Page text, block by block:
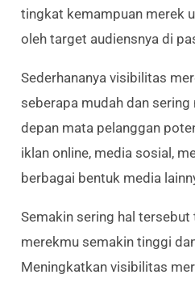
tingkat kemampuan merek
oleh target audiensnya di
Sederhananya visibilitas
seberapa mudah dan
depan mata pelanggan
iklan online, media sosial,
berbagai bentuk media
Semakin sering hal
merekmu semakin tinggi
Meningkatkan visibilitas